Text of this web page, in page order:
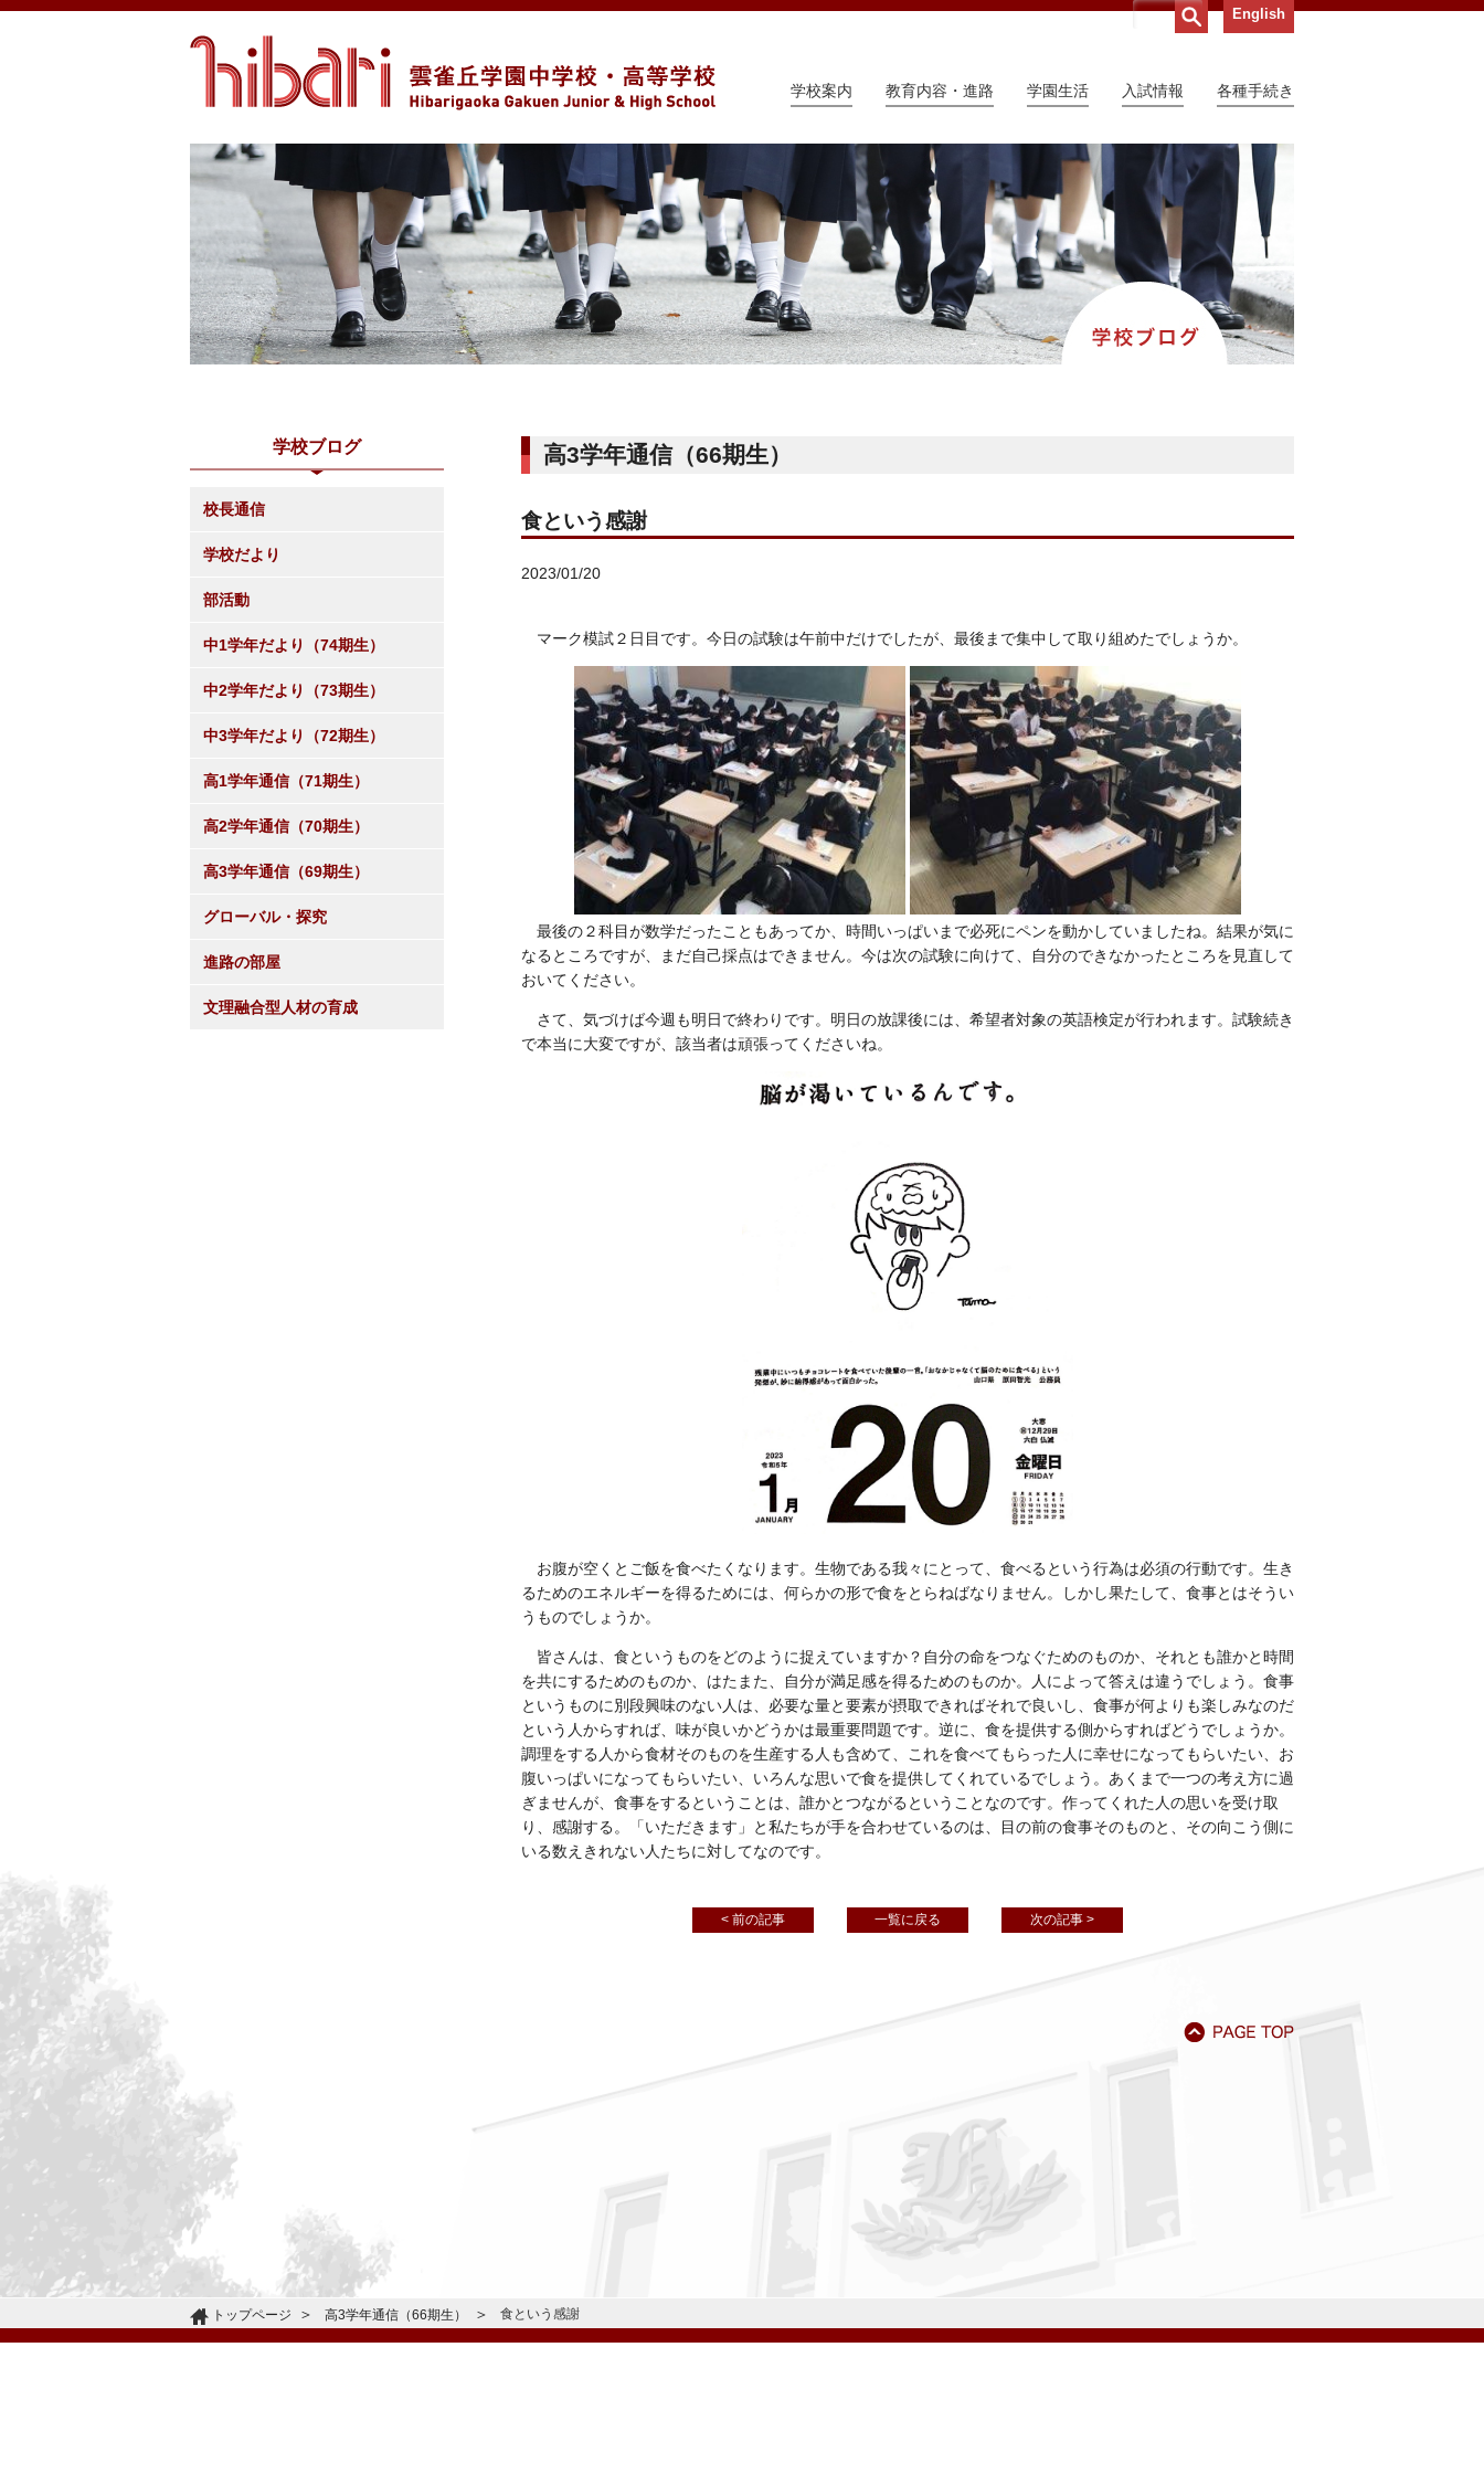
English
学校案内 教育内容・進路 学園生活 入試情報 各種手続き
高3学年通信（66期生）
食という感謝
2023/01/20
マーク模試２日目です。今日の試験は午前中だけでしたが、最後まで集中して取り組めたでしょうか。
最後の２科目が数学だったこともあってか、時間いっぱいまで必死にペンを動かしていましたね。結果が気に
なるところですが、まだ自己採点はできません。今は次の試験に向けて、自分のできなかったところを見直して
おいてください。
さて、気づけば今週も明日で終わりです。明日の放課後には、希望者対象の英語検定が行われます。試験続き
で本当に大変ですが、該当者は頑張ってくださいね。
お腹が空くとご飯を食べたくなります。生物である我々にとって、食べるという行為は必須の行動です。生き
るためのエネルギーを得るためには、何らかの形で食をとらねばなりません。しかし果たして、食事とはそうい
うものでしょうか。
皆さんは、食というものをどのように捉えていますか？自分の命をつなぐためのものか、それとも誰かと時間
を共にするためのものか、はたまた、自分が満足感を得るためのものか。人によって答えは違うでしょう。食事
というものに別段興味のない人は、必要な量と要素が摂取できればそれで良いし、食事が何よりも楽しみなのだ
という人からすれば、味が良いかどうかは最重要問題です。逆に、食を提供する側からすればどうでしょうか。
調理をする人から食材そのものを生産する人も含めて、これを食べてもらった人に幸せになってもらいたい、お
腹いっぱいになってもらいたい、いろんな思いで食を提供してくれているでしょう。あくまで一つの考え方に過
ぎませんが、食事をするということは、誰かとつながるということなのです。作ってくれた人の思いを受け取
り、感謝する。「いただきます」と私たちが手を合わせているのは、目の前の食事そのものと、その向こう側に
いる数えきれない人たちに対してなのです。
< 前の記事 一覧に戻る 次の記事 >
学校ブログ
校長通信
学校だより
部活動
中1学年だより（74期生）
中2学年だより（73期生）
中3学年だより（72期生）
高1学年通信（71期生）
高2学年通信（70期生）
高3学年通信（69期生）
グローバル・探究
進路の部屋
文理融合型人材の育成
トップページ 高3学年通信（66期生） 食という感謝